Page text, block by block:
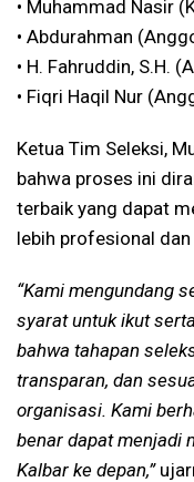
•⁠ ⁠Muhammad Nasir
•⁠ ⁠Abdurahman
•⁠ ⁠H. Fahruddin, S.H.
•⁠ ⁠Fiqri Haqil Nur
Ketua Tim Seleksi,
bahwa proses ini
terbaik yang dapat
lebih profesional
“Kami mengundang
syarat untuk ikut
bahwa tahapan
transparan, dan
organisasi. Kami
benar dapat menjadi
Kalbar ke depan,”